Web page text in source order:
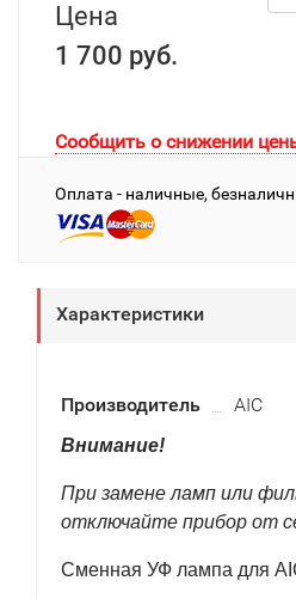
Цена
1 700 руб.
Сообщить о снижении
Оплата - наличные,
Характеристики
Производитель AIC
Внимание!
При замене ламп или
отключайте прибор от
Сменная УФ лампа для